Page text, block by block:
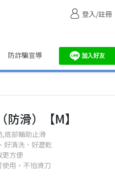
登入/註冊
防詐騙宣導
滑）【M】
,底部輔助止滑
好清洗、好瀝乾
更方便
使用，不怕滑刀